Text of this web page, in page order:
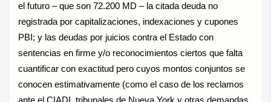
el futuro – que son 72.200 MD – la citada deuda no
registrada por capitalizaciones, indexaciones y cupones
PBI; y las deudas por juicios contra el Estado con
sentencias en firme y/o reconocimientos ciertos que falta
cuantificar con exactitud pero cuyos montos conjuntos se
conocen estimativamente (como el caso de los reclamos
ante el CIADI, tribunales de Nueva York y otras demandas